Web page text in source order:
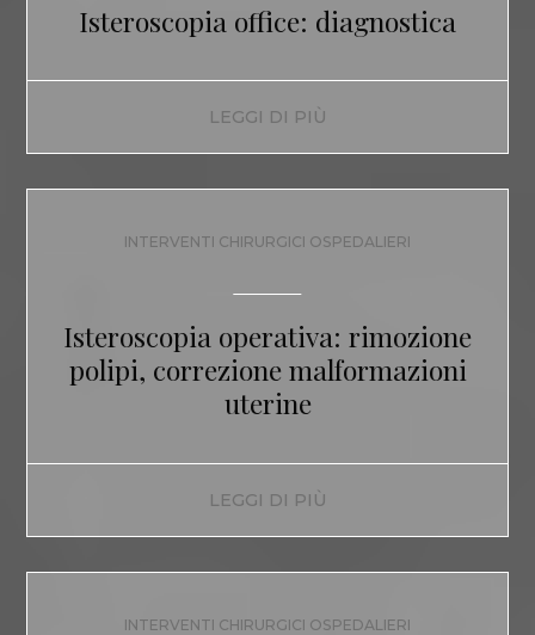
Isteroscopia office: diagnostica
LEGGI DI PIÙ
INTERVENTI CHIRURGICI OSPEDALIERI
Isteroscopia operativa: rimozione
polipi, correzione malformazioni
uterine
LEGGI DI PIÙ
INTERVENTI CHIRURGICI OSPEDALIERI